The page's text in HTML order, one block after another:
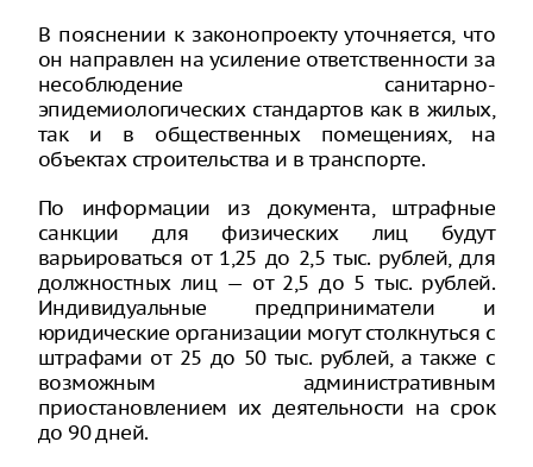
В пояснении к законопроекту уточняется, что
он направлен на усиление ответственности за
несоблюдение санитарно-
эпидемиологических стандартов как в жилых,
так и в общественных помещениях, на
объектах строительства и в транспорте.
По информации из документа, штрафные
санкции для физических лиц будут
варьироваться от 1,25 до 2,5 тыс. рублей, для
должностных лиц — от 2,5 до 5 тыс. рублей.
Индивидуальные предприниматели и
юридические организации могут столкнуться с
штрафами от 25 до 50 тыс. рублей, а также с
возможным административным
приостановлением их деятельности на срок
до 90 дней.